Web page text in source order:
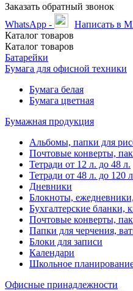
Заказать обратный звонок
WhatsApp -
Написать в
Каталог товаров
Каталог товаров
Батарейки
Бумага для офисной техники
Бумага белая
Бумага цветная
Бумажная продукция
Альбомы, папки для
Почтовые конверты,
Тетради от 12 л. до 48 л.
Тетради от 48 л. до 120
Дневники
Блокноты,
Бухгалтерские бланки,
Почтовые конверты,
Папки для черчения,
Блоки для записи
Календари
Школьное
Офисные принадлежности